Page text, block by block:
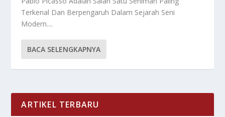
Terkenal Dan Berpengaruh Dalam Sejarah Seni
Modern....
BACA SELENGKAPNYA
ARTIKEL TERBARU